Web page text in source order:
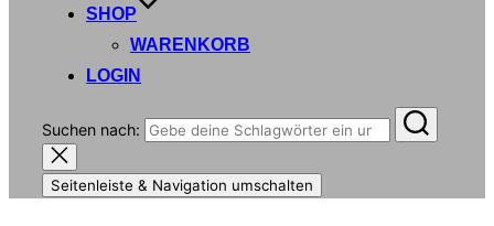
SHOP
WARENKORB
LOGIN
Suchen nach:
Seitenleiste & Navigation umschalten